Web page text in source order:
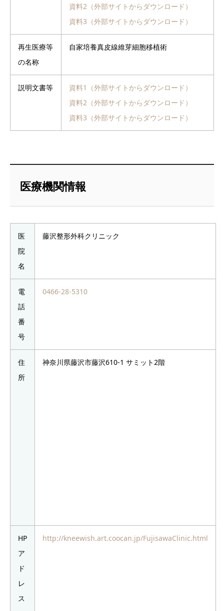
資料2（外部サイトからダウンロード）
資料3（外部サイトからダウンロード）
再生医療等
の名称
自家培養真皮線維芽細胞移植術
説明文書等
資料1（外部サイトからダウンロード）
資料2（外部サイトからダウンロード）
資料3（外部サイトからダウンロード）
医療機関情報
医
院
名
藤沢整形外科クリニック
電
話
番
号
0466-28-5310
住
所
神奈川県藤沢市藤沢610-1 サミット2階
HP
ア
ド
レ
ス
http://kneewish.art.coocan.jp/FujisawaClinic.html